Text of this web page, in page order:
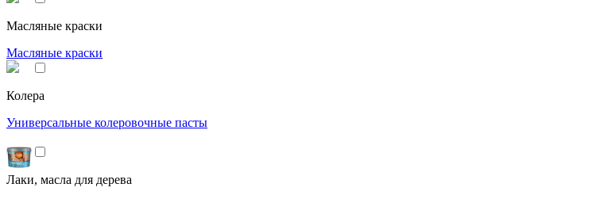
Масляные краски
Масляные краски
Колера
Универсальные колеровочные пасты
Лаки, масла для дерева